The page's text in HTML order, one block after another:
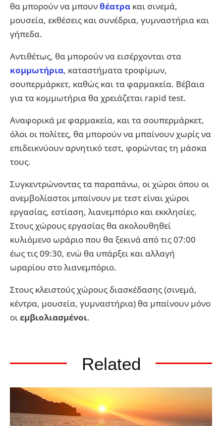
θα μπορούν να μπουνθέατρα και σινεμά,
μουσεία, εκθέσεις και συνέδρια, γυμναστήρια και
γήπεδα.
Αντιθέτως, θα μπορούν να εισέρχονται στα
κομμωτήρια, καταστήματα τροφίμων,
σουπερμάρκετ, καθώς και τα φαρμακεία. Βέβαια
για τα κομμωτήρια θα χρειάζεται rapid test.
Αναφορικά με φαρμακεία, και τα σουπερμάρκετ,
όλοι οι πολίτες, θα μπορούν να μπαίνουν χωρίς να
επιδεικνύουν αρνητικό τεστ, φορώντας τη μάσκα
τους.
Συγκεντρώνοντας τα παραπάνω, οι χώροι όπου οι
ανεμβολίαστοι μπαίνουν με τεστ είναι χώροι
εργασίας, εστίαση, λιανεμπόριο και εκκλησίες.
Στους χώρους εργασίας θα ακολουθηθεί
κυλιόμενο ωράριο που θα ξεκινά από τις 07:00
έως τις 09:30, ενώ θα υπάρξει και αλλαγή
ωραρίου στο λιανεμπόριο.
Στους κλειστούς χώρους διασκέδασης (σινεμά,
κέντρα, μουσεία, γυμναστήρια) θα μπαίνουν μόνο
οιεμβιολιασμένοι.
Related